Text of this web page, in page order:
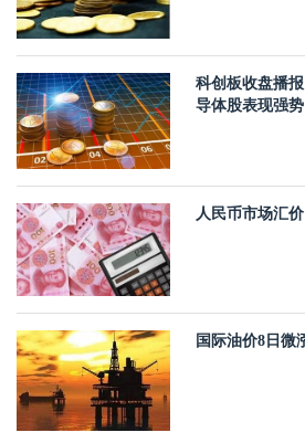
科创板收盘播
导体股表现强势
人民币市场汇价
国际油价8日微